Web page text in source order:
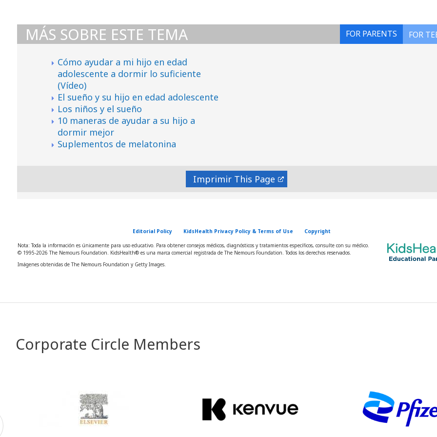
FOR
FOR PARENTS
MÁS SOBRE ESTE TEMA
Cómo ayudar a mi hijo en edad
adolescente a dormir lo suficiente
(Vídeo)
El sueño y su hijo en edad adolescente
Los niños y el sueño
10 maneras de ayudar a su hijo a
dormir mejor
Suplementos de melatonina
Imprimir
Editorial Policy KidsHealth Privacy Policy & Terms of Use Copyright
Nota: Toda la información es únicamente para uso educativo. Para obtener consejos médicos, diagnósticos y tratamientos específicos, consulte con su médico.
© 1995-2026 The Nemours Foundation. KidsHealth® es una marca comercial registrada de The Nemours Foundation. Todos los derechos reservados.
Imágenes obtenidas de The Nemours Foundation y Getty Images.
Corporate Circle Members